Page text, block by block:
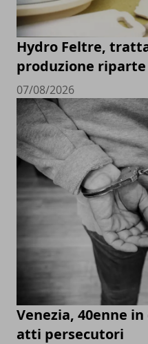
Hydro Feltre,
produzione
07/08/2026
Venezia, 40enne
atti persecutori